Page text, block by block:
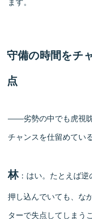
ます。
守備の時間をチ
点
――劣勢の中でも虎視
チャンスを仕留めてい
林：はい。たとえば逆
押し込んでいても、な
ターで失点してしまう